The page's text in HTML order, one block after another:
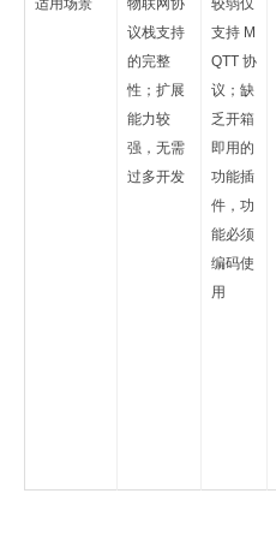
议栈支持
的完整
性；扩展
能力较
强，无需
过多开发
支持 M
QTT 协
议；缺
乏开箱
即用的
功能插
件，功
能必须
编码使
用